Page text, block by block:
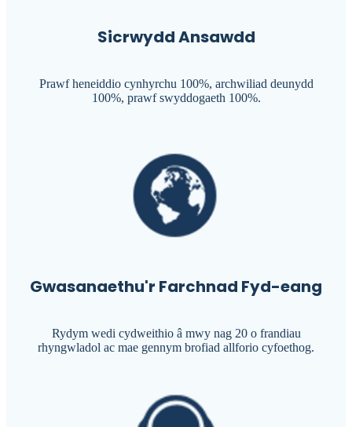
Sicrwydd Ansawdd
Prawf heneiddio cynhyrchu 100%, archwiliad deunydd
100%, prawf swyddogaeth 100%.
Gwasanaethu'r Farchnad Fyd-eang
Rydym wedi cydweithio â mwy nag 20 o frandiau
rhyngwladol ac mae gennym brofiad allforio cyfoethog.